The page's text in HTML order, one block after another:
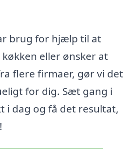
brug for hjælp til at
eller ønsker at
flere firmaer, gør vi det
for dig. Sæt gang i
i dag og få det resultat,